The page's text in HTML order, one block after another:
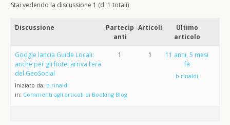
Stai vedendo la discussione 1 (di 1 totali)
Discussione
Partecip
anti
Articoli
Ultimo
articolo
Google lancia Guide Locali:
anche per gli hotel arriva l’era
del GeoSocial
Iniziato da: b.rinaldi
in: Commenti agli articoli di Booking Blog
1 1
11 anni, 5 mesi
fa
b.rinaldi